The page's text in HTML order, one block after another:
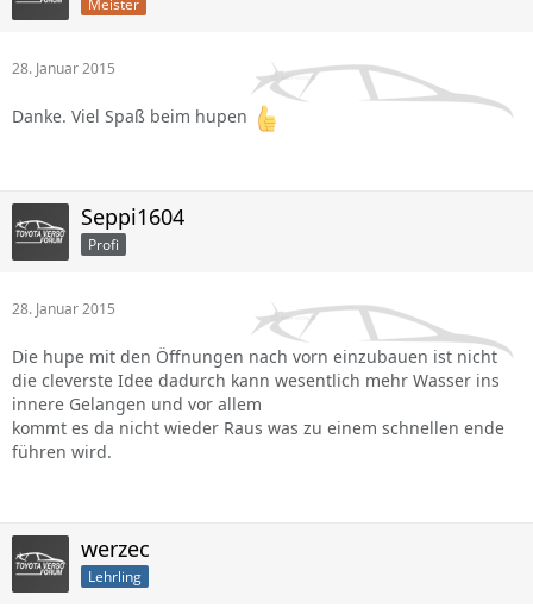
28. Januar 2015
Danke. Viel Spaß beim hupen
Seppi1604
Profi
28. Januar 2015
Die hupe mit den Öffnungen nach vorn einzubauen ist nicht
die cleverste Idee dadurch kann wesentlich mehr Wasser ins
innere Gelangen und vor allem
kommt es da nicht wieder Raus was zu einem schnellen ende
führen wird.
werzec
Lehrling